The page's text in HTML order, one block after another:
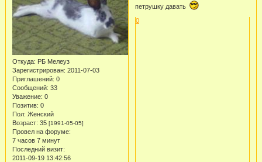
Откуда: РБ Мелеуз
Зарегистрирован: 2011-07-03
Приглашений: 0
Сообщений: 33
Уважение: 0
Позитив: 0
Пол: Женский
Возраст: 35 [1991-05-05]
Провел на форуме:
7 часов 7 минут
Последний визит:
2011-09-19 13:42:56
петрушку давать
0